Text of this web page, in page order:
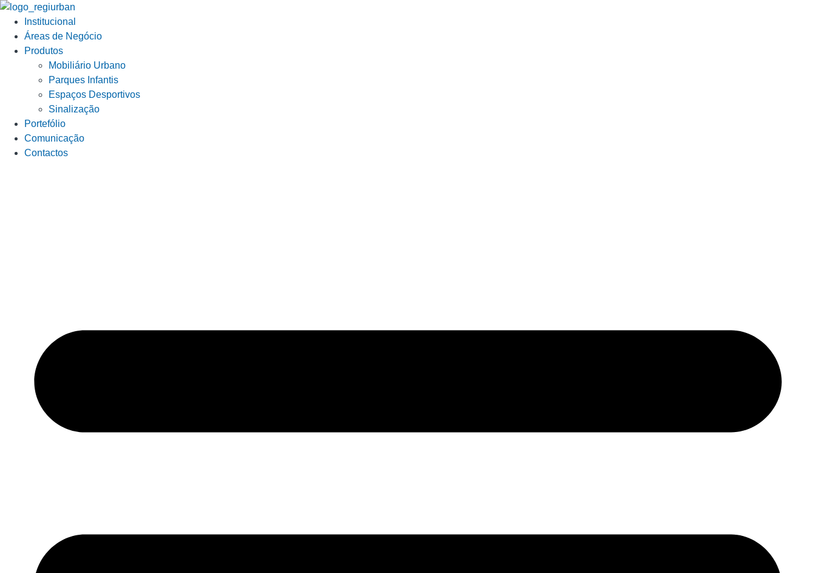
Institucional
Áreas de Negócio
Produtos
Mobiliário Urbano
Parques Infantis
Espaços Desportivos
Sinalização
Portefólio
Comunicação
Contactos